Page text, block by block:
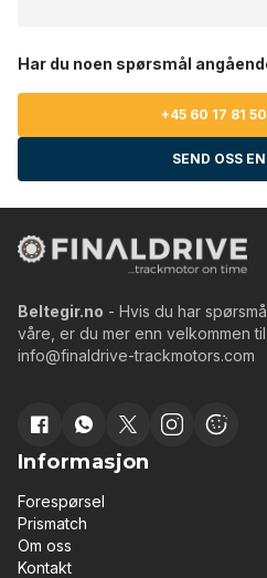
Har du noen spørsmål
+45 60 17 81 50
SEND OSS
Beltegir.no - Hvis du har
våre, er du mer enn velkommen
info@finaldrive-trackmotors.com
Informasjon
Forespørsel
Prismatch
Om oss
Kontakt